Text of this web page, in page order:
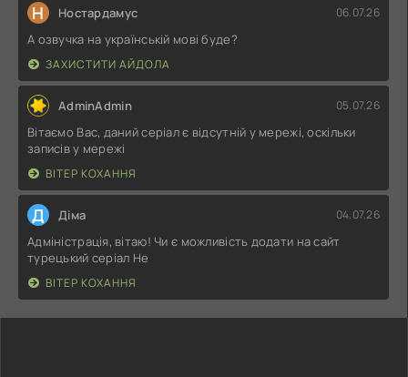
Н Ностардамус 06.07.26
А озвучка на українській мові буде?
ЗАХИСТИТИ АЙДОЛА
AdminAdmin 05.07.26
Вітаємо Вас, даний серіал є відсутній у мережі, оскільки
записів у мережі
ВІТЕР КОХАННЯ
Д Діма 04.07.26
Адміністрація, вітаю! Чи є можливість додати на сайт
турецький серіал Не
ВІТЕР КОХАННЯ